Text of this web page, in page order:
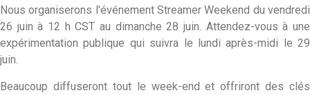
Nous organiserons l'événement Streamer Weekend du vendredi
26 juin à 12 h CST au dimanche 28 juin. Attendez-vous à une
expérimentation publique qui suivra le lundi après-midi le 29
juin.
Beaucoup diffuseront tout le week-end et offriront des clés